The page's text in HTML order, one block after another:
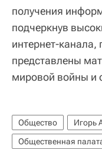
получения
подчеркнув
интернет-
представлены
мировой войны и
Общество Игорь
Общественная